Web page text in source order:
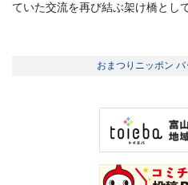
ていた交流を再び結ぶ架け橋とし
おまつりニッポン